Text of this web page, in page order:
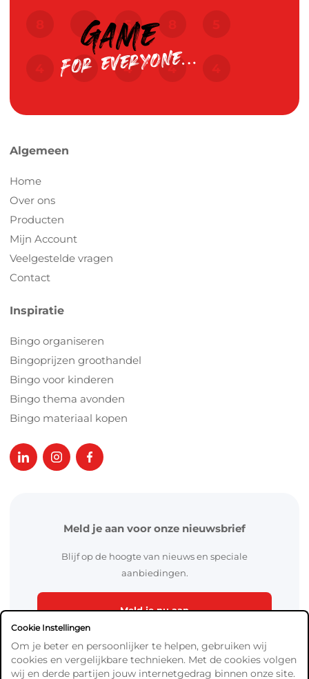
Algemeen
Home
Over ons
Producten
Mijn Account
Veelgestelde vragen
Contact
Inspiratie
Bingo organiseren
Bingoprijzen groothandel
Bingo voor kinderen
Bingo thema avonden
Bingo materiaal kopen
Meld je aan voor onze nieuwsbrief
Blijf op de hoogte van nieuws en speciale
aanbiedingen.
Meld je nu aan
Cookie Instellingen
Om je beter en persoonlijker te helpen, gebruiken wij
cookies en vergelijkbare technieken. Met de cookies volgen
wij en derde partijen jouw internetgedrag binnen onze site.